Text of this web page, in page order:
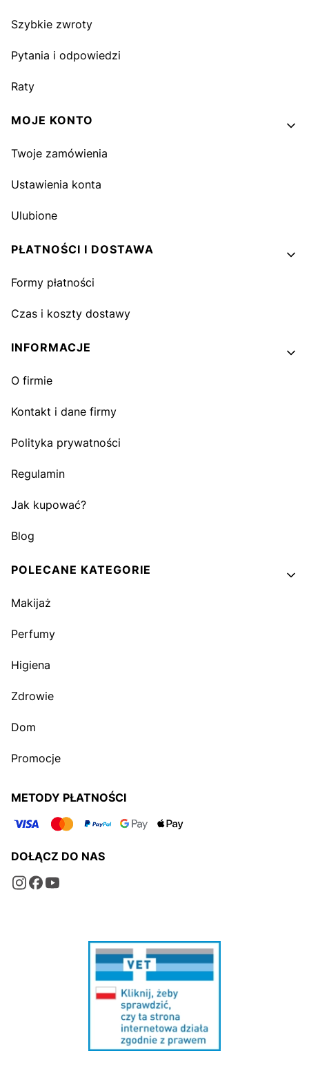
Szybkie zwroty
Pytania i odpowiedzi
Raty
MOJE KONTO
Twoje zamówienia
Ustawienia konta
Ulubione
PŁATNOŚCI I DOSTAWA
Formy płatności
Czas i koszty dostawy
INFORMACJE
O firmie
Kontakt i dane firmy
Polityka prywatności
Regulamin
Jak kupować?
Blog
POLECANE KATEGORIE
Makijaż
Perfumy
Higiena
Zdrowie
Dom
Promocje
METODY PŁATNOŚCI
DOŁĄCZ DO NAS